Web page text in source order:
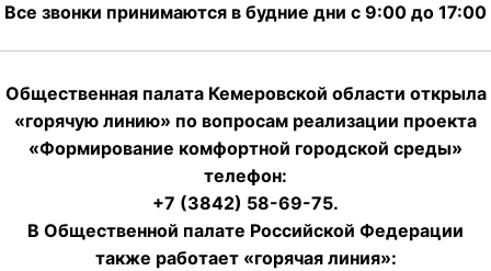
Все звонки принимаются в будние дни с 9:00 до 17:00
Общественная палата Кемеровской области открыла
«горячую линию» по вопросам реализации проекта
«Формирование комфортной городской среды»
телефон:
+7 (3842) 58-69-75.
В Общественной палате Российской Федерации
также работает «горячая линия»: